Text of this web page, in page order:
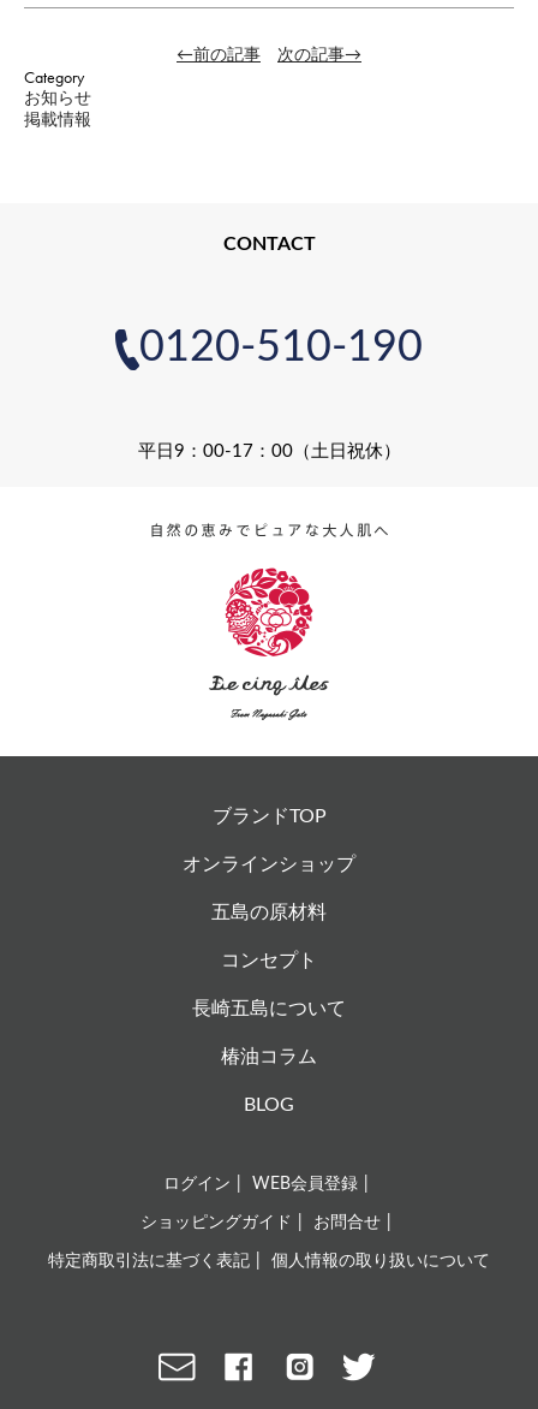
←前の記事 次の記事→
Category
お知らせ
掲載情報
CONTACT
0120-510-190
平日9：00-17：00（土日祝休）
ブランドTOP
オンラインショップ
五島の原材料
コンセプト
長崎五島について
椿油コラム
BLOG
ログイン WEB会員登録
ショッピングガイド お問合せ
特定商取引法に基づく表記 個人情報の取り扱いについて